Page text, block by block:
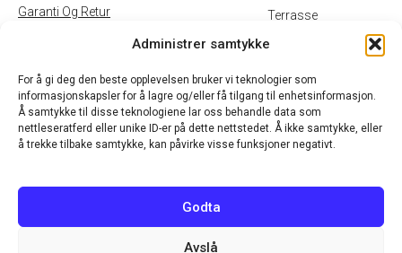
Administrer samtykke
For å gi deg den beste opplevelsen bruker vi teknologier som
informasjonskapsler for å lagre og/eller få tilgang til enhetsinformasjon.
Å samtykke til disse teknologiene lar oss behandle data som
nettleseratferd eller unike ID-er på dette nettstedet. Å ikke samtykke, eller
å trekke tilbake samtykke, kan påvirke visse funksjoner negativt.
Godta
Avslå
Garanti Og Retur
Personvernpolicy Og
Cookies
B2B
Terrasse
Uteservering